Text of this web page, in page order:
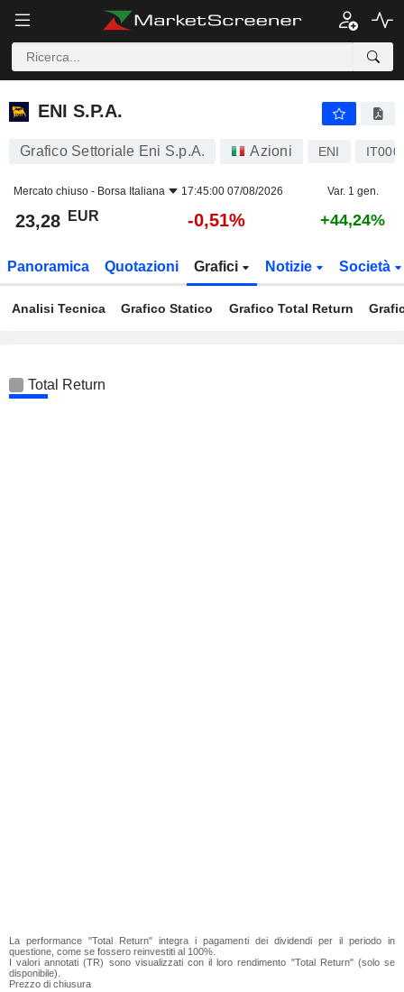
ENI S.P.A.
ENI S.P.A.
Grafico Settoriale Eni S.p.A. Azioni ENI
Mercato chiuso - Borsa Italiana 17:45:00 07/08/2026 Var. 1 gen.
23,28 EUR -0,51% +44,24%
Panoramica Quotazioni Grafici Notizie Società
Analisi Tecnica Grafico Statico Grafico Total Return
Total Return
La performance "Total Return" integra i pagamenti dei dividendi per il periodo in
questione, come se fossero reinvestiti al 100%.
I valori annotati (TR) sono visualizzati con il loro rendimento "Total Return" (solo se
disponibile).
Prezzo di chiusura